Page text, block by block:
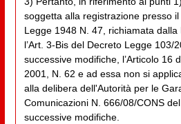
soggetta alla registrazione presso
Legge 1948 N. 47, richiamata
l’Art. 3-Bis del Decreto Legge 103/
successive modifiche, l’Articolo 16
2001, N. 62 e ad essa non si
alla delibera dell'Autorità per le
Comunicazioni N. 666/08/CONS
successive modifiche.